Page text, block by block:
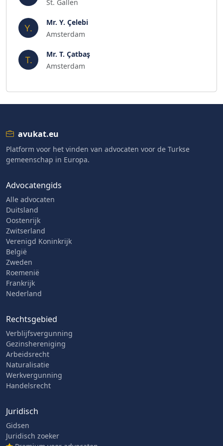
St. Gallen
Mr. Y. Çelebi
Amsterdam
Mr. T. Çatbaş
Amsterdam
avukat.eu
Platform voor het vinden van advocaten voor de Turkse
gemeenschap in Europa.
Advocatengids
Alle advocaten
Duitsland
Oostenrijk
Zwitserland
Verenigd Koninkrijk
België
Zweden
Roemenië
Frankrijk
Nederland
Rechtsgebied
Verblijfsvergunning
Gezinshereniging
Arbeidsrecht
Naturalisatie
Werkvergunning
Handelsrecht
Juridisch
Gidsen
Juridisch zoeker